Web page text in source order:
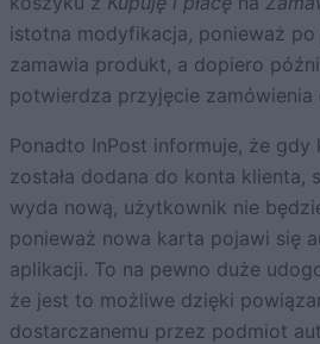
istotna modyfikacja, ponieważ
zamawia produkt, a dopiero
potwierdza przyjęcie zamówienia
Ponadto InPost informuje, że gdy
została dodana do konta klienta,
wyda nową, użytkownik nie
ponieważ nowa karta pojawi się
aplikacji. To na pewno duże
że jest to możliwe dzięki
dostarczanemu przez podmiot